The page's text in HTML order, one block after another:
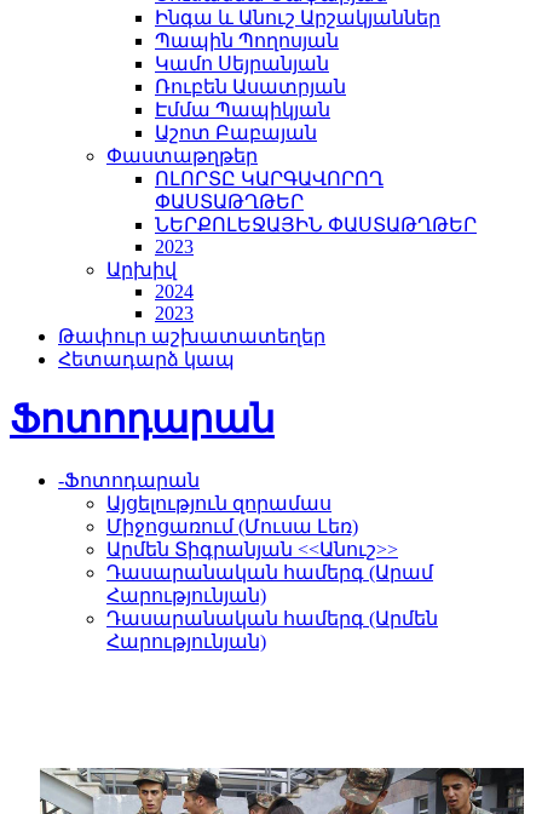
Ինգա և Անուշ Արշակյաններ
Պապին Պողոսյան
Կամո Սեյրանյան
Ռուբեն Ասատրյան
Էմմա Պապիկյան
Աշոտ Բաբայան
Փաստաթղթեր
ՈԼՈՐՏԸ ԿԱՐԳԱՎՈՐՈՂ
ՓԱՍՏԱԹՂԹԵՐ
ՆԵՐՔՈԼԵՋԱՅԻՆ ՓԱՍՏԱԹՂԹԵՐ
2023
Արխիվ
2024
2023
Թափուր աշխատատեղեր
Հետադարձ կապ
Ֆոտոդարան
-Ֆոտոդարան
Այցելություն զորամաս
Միջոցառում (Մուսա Լեռ)
Արմեն Տիգրանյան <<Անուշ>>
Դասարանական համերգ (Արամ
Հարությունյան)
Դասարանական համերգ (Արմեն
Հարությունյան)